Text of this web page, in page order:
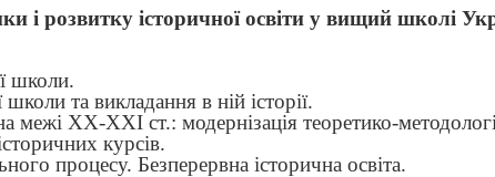
і розвитку історичної освіти у вищий школі
школи.
та викладання в ній історії.
межі ХХ-ХХІ ст.: модернізація теоретико-
курсів.
процесу. Безперервна історична освіта.